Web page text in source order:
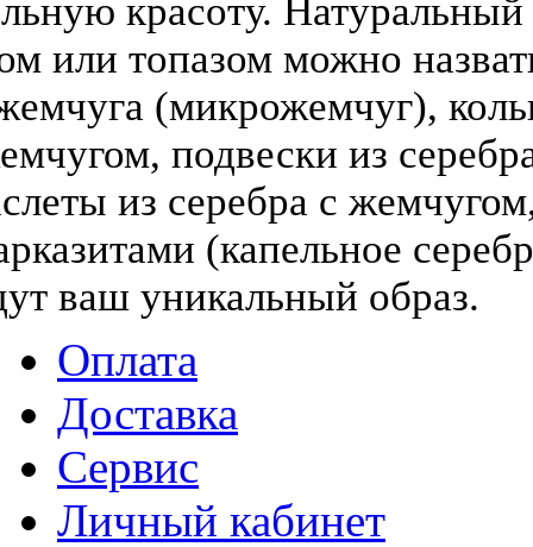
красоту.
или топазом можно
(микрожемчуг),
подвески из
из серебра с
(капельное
ваш уникальный образ.
Оплата
Доставка
Сервис
Личный кабинет